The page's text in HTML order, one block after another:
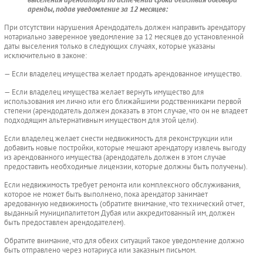
аренды, подав уведомление за 12 месяцев:
При отсутствии нарушения Арендодатель должен направить арендатору
нотариально заверенное уведомление за 12 месяцев до установленной
даты выселения только в следующих случаях, которые указаны
исключительно в законе:
— Если владелец имущества желает продать арендованное имущество.
— Если владелец имущества желает вернуть имущество для
использования им лично или его ближайшими родственниками первой
степени (арендодатель должен доказать в этом случае, что он не владеет
подходящим альтернативным имуществом для этой цели).
Если владелец желает снести недвижимость для реконструкции или
добавить новые постройки, которые мешают арендатору извлечь выгоду
из арендованного имущества (арендодатель должен в этом случае
предоставить необходимые лицензии, которые должны быть получены).
Если недвижимость требует ремонта или комплексного обслуживания,
которое не может быть выполнено, пока арендатор занимает
аредованную недвижимость (обратите внимание, что технический отчет,
выданный муниципалитетом Дубая или аккредитованный им, должен
быть предоставлен арендодателем).
Обратите внимание, что для обеих ситуаций такое уведомление должно
быть отправлено через нотариуса или заказным письмом.